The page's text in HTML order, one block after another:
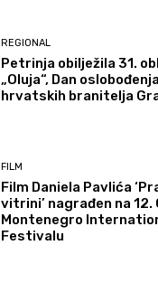
REGIONAL
Petrinja obilježila 31.
„Oluja“, Dan
hrvatskih branitelja
FILM
Film Daniela Pavlića
vitrini’ nagrađen na 12.
Montenegro
Festivalu